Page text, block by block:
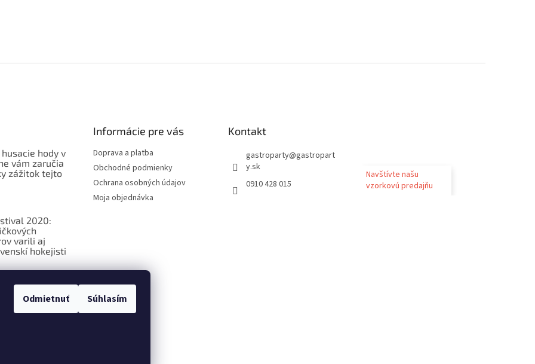
Odmietnuť Súhlasím
husacie hody v
vám zaručia
zážitok tejto
2020:
varili aj
hokejisti
o
potravinách
Informácie pre vás
Doprava a platba
Obchodné podmienky
Ochrana osobných údajov
Moja objednávka
Kontakt
gastroparty@gastropart
y.sk
0910 428 015
Navštívte našu
vzorkovú predajňu